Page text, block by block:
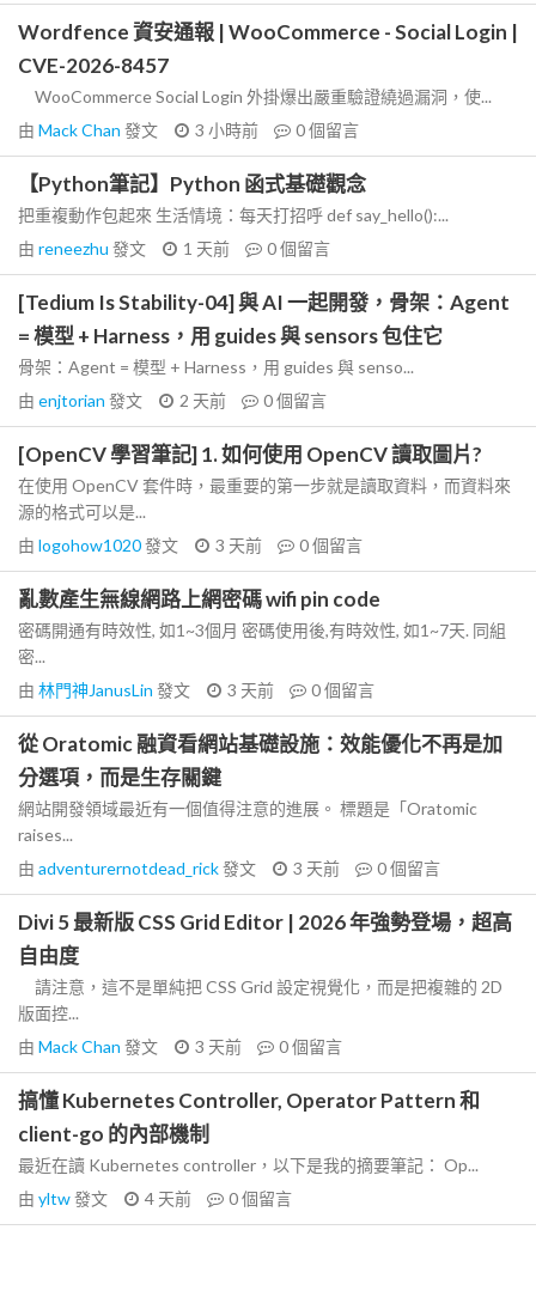
Wordfence 資安通報 | WooCommerce - Social Login |
CVE-2026-8457
WooCommerce Social Login 外掛爆出嚴重驗證繞過漏洞，使...
由 Mack Chan 發文 3 小時前 0個留言
【Python筆記】Python 函式基礎觀念
把重複動作包起來 生活情境：每天打招呼 def say_hello():...
由 reneezhu 發文 1 天前 0個留言
[Tedium Is Stability-04] 與 AI 一起開發，骨架：Agent
= 模型 + Harness，用 guides 與 sensors 包住它
骨架：Agent = 模型 + Harness，用 guides 與 senso...
由 enjtorian 發文 2 天前 0個留言
[OpenCV 學習筆記] 1. 如何使用 OpenCV 讀取圖片?
在使用 OpenCV 套件時，最重要的第一步就是讀取資料，而資料來
源的格式可以是...
由 logohow1020發文 3 天前 0個留言
亂數產生無線網路上網密碼 wifi pin code
密碼開通有時效性, 如1~3個月 密碼使用後,有時效性, 如1~7天. 同組
密...
由 林門神JanusLin 發文 3 天前 0個留言
從 Oratomic 融資看網站基礎設施：效能優化不再是加
分選項，而是生存關鍵
網站開發領域最近有一個值得注意的進展。 標題是「Oratomic
raises...
由 adventurernotdead_rick發文 3 天前 0個留言
Divi 5 最新版 CSS Grid Editor | 2026 年強勢登場，超高
自由度
請注意，這不是單純把 CSS Grid 設定視覺化，而是把複雜的 2D
版面控...
由 Mack Chan 發文 3 天前 0個留言
搞懂 Kubernetes Controller, Operator Pattern 和
client-go 的內部機制
最近在讀 Kubernetes controller，以下是我的摘要筆記： Op...
由 yltw發文 4 天前 0個留言